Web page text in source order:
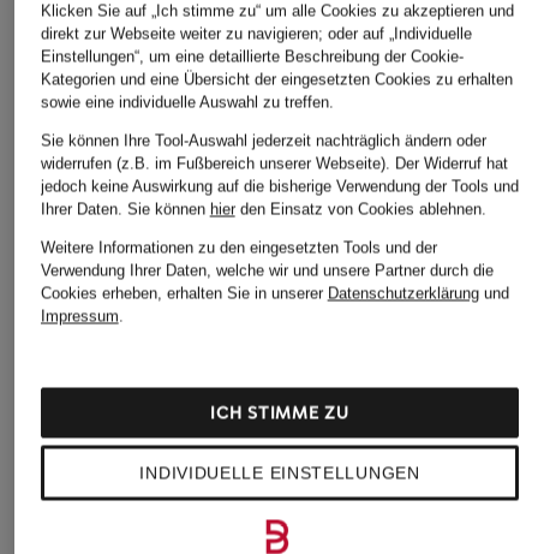
Klicken Sie auf „Ich stimme zu“ um alle Cookies zu akzeptieren und
direkt zur Webseite weiter zu navigieren; oder auf „Individuelle
Einstellungen“, um eine detaillierte Beschreibung der Cookie-
Kategorien und eine Übersicht der eingesetzten Cookies zu erhalten
sowie eine individuelle Auswahl zu treffen.
Sie können Ihre Tool-Auswahl jederzeit nachträglich ändern oder
widerrufen (z.B. im Fußbereich unserer Webseite). Der Widerruf hat
jedoch keine Auswirkung auf die bisherige Verwendung der Tools und
Ihrer Daten. Sie können hierden Einsatz von Cookies ablehnen.
Weitere Informationen zu den eingesetzten Tools und der
Verwendung Ihrer Daten, welche wir und unsere Partner durch die
Cookies erheben, erhalten Sie in unserer Datenschutzerklärungund
Impressum.
INDIVIDUELLE EINSTELLUNGEN
ICH STIMME ZU